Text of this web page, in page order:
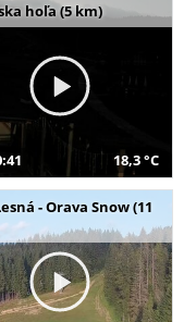
hoľa (5 km)
18,3 °C
- Orava Snow (11